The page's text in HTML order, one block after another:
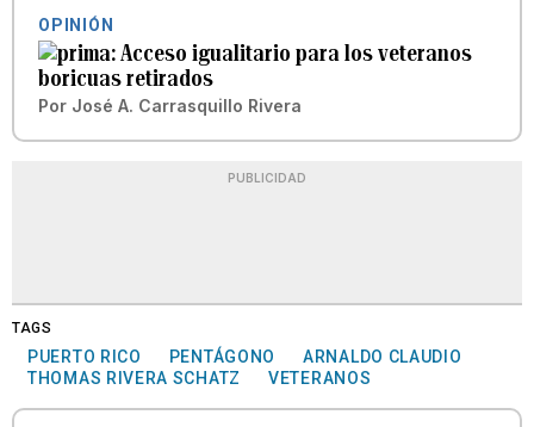
OPINIÓN
Acceso igualitario para los veteranos
boricuas retirados
Por José A. Carrasquillo Rivera
PUBLICIDAD
TAGS
PUERTO RICO PENTÁGONO
ARNALDO CLAUDIO
THOMAS RIVERA SCHATZ
VETERANOS